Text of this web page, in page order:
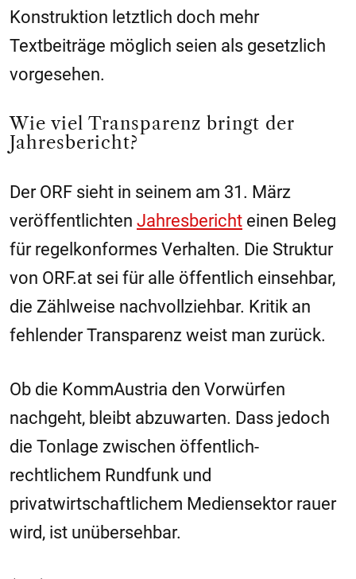
Konstruktion letztlich doch mehr
Textbeiträge möglich seien als gesetzlich
vorgesehen.
Wie viel Transparenz bringt der
Jahresbericht?
Der ORF sieht in seinem am 31. März
veröffentlichten Jahresbericht einen Beleg
für regelkonformes Verhalten. Die Struktur
von ORF.at sei für alle öffentlich einsehbar,
die Zählweise nachvollziehbar. Kritik an
fehlender Transparenz weist man zurück.
Ob die KommAustria den Vorwürfen
nachgeht, bleibt abzuwarten. Dass jedoch
die Tonlage zwischen öffentlich-
rechtlichem Rundfunk und
privatwirtschaftlichem Mediensektor rauer
wird, ist unübersehbar.